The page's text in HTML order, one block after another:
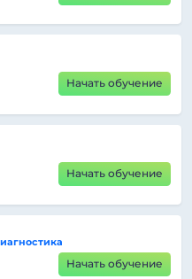
Начать обучение
Начать обучение
Начать обучение